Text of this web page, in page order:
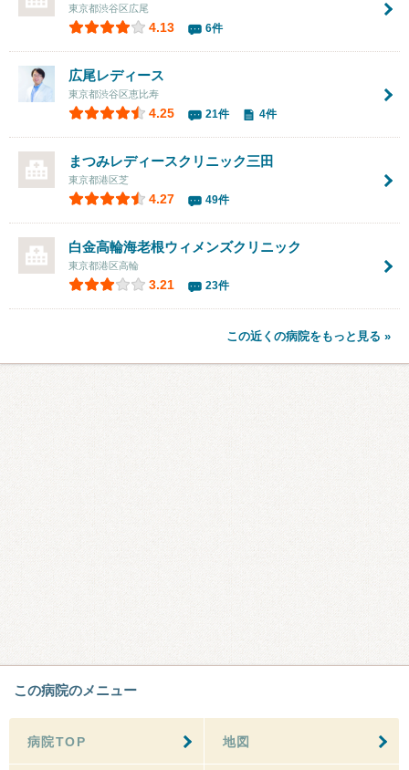
東京都渋谷区広尾
4.13 6件
広尾レディース
東京都渋谷区恵比寿
4.25 21件 4件
まつみレディースクリニック三田
東京都港区芝
4.27 49件
白金高輪海老根ウィメンズクリニック
東京都港区高輪
3.21 23件
この近くの病院をもっと見る »
この病院のメニュー
病院TOP 地図